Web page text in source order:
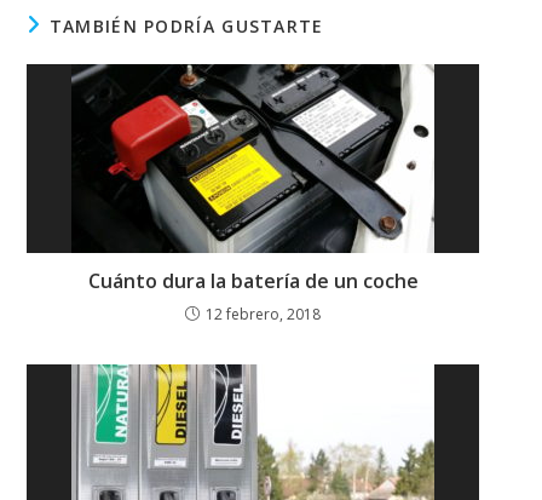
TAMBIÉN PODRÍA GUSTARTE
Cuánto dura la batería de un coche
12 febrero, 2018